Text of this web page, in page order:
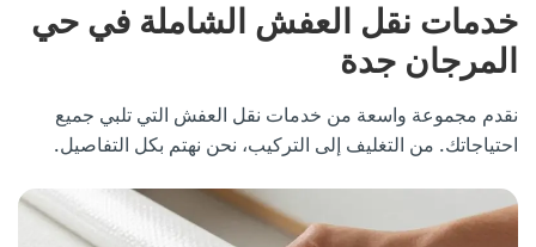
خدمات نقل العفش الشاملة في حي
المرجان جدة
نقدم مجموعة واسعة من خدمات نقل العفش التي تلبي جميع
احتياجاتك. من التغليف إلى التركيب، نحن نهتم بكل التفاصيل.